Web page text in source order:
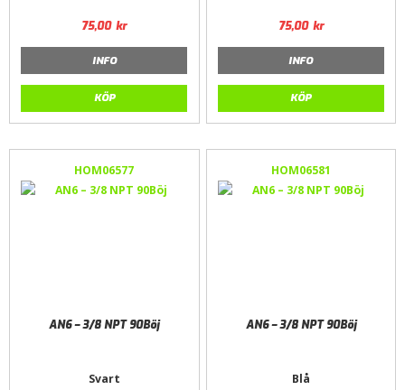
75,00 kr
INFO
KÖP
75,00 kr
INFO
KÖP
HOM06577
AN6 – 3/8 NPT 90Böj
Svart
HOM06581
AN6 – 3/8 NPT 90Böj
Blå